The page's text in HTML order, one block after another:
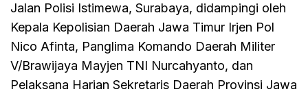
Jalan Polisi Istimewa, Surabaya, didampingi oleh
Kepala Kepolisian Daerah Jawa Timur Irjen Pol
Nico Afinta, Panglima Komando Daerah Militer
V/Brawijaya Mayjen TNI Nurcahyanto, dan
Pelaksana Harian Sekretaris Daerah Provinsi Jawa